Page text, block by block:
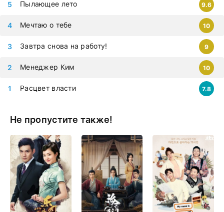
планшет.
Расцвет власти 7.8
Менеджер Ким 10
Завтра снова на работу! 9
Мечтаю о тебе 10
Пылающее лето 9.6
Не пропустите также!